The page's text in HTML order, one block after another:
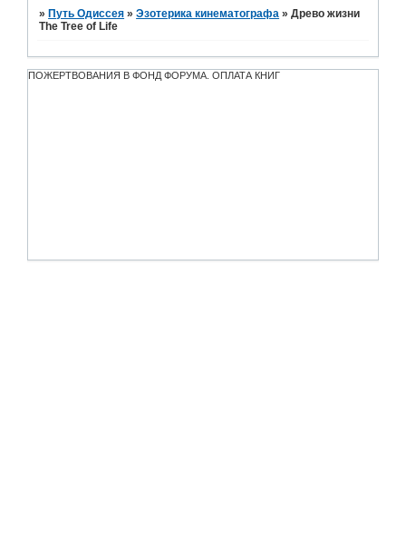
» Путь Одиссея »Эзотерика кинематографа »Древо жизни
The Tree of Life
ПОЖЕРТВОВАНИЯ В ФОНД ФОРУМА. ОПЛАТА КНИГ